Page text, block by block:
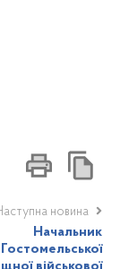
новина
Начальник
Гостомельської